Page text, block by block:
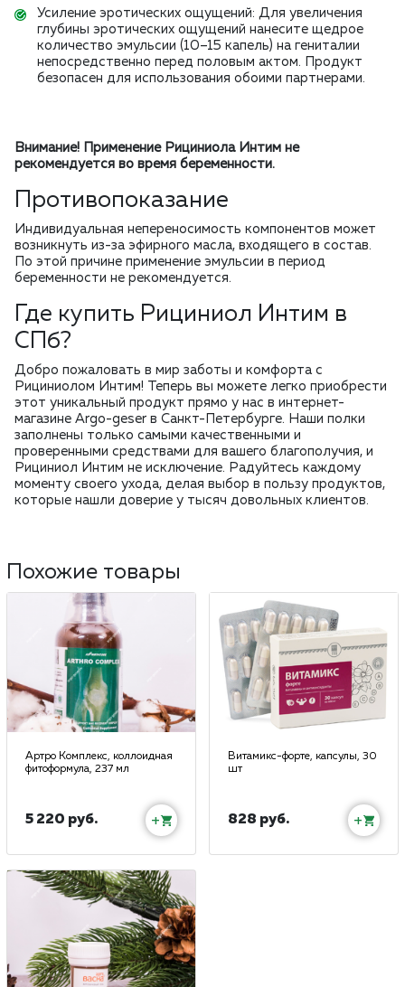
Усиление эротических ощущений: Для увеличения
глубины эротических ощущений нанесите щедрое
количество эмульсии (10–15 капель) на гениталии
непосредственно перед половым актом. Продукт
безопасен для использования обоими партнерами.
Внимание! Применение Рициниола Интим не
рекомендуется во время беременности.
Противопоказание
Индивидуальная непереносимость компонентов может
возникнуть из-за эфирного масла, входящего в состав.
По этой причине применение эмульсии в период
беременности не рекомендуется.
Где купить Рициниол Интим в
СПб?
Добро пожаловать в мир заботы и комфорта с
Рициниолом Интим! Теперь вы можете легко приобрести
этот уникальный продукт прямо у нас в интернет-
магазине Argo-geser в Санкт-Петербурге. Наши полки
заполнены только самыми качественными и
проверенными средствами для вашего благополучия, и
Рициниол Интим не исключение. Радуйтесь каждому
моменту своего ухода, делая выбор в пользу продуктов,
которые нашли доверие у тысяч довольных клиентов.
Похожие товары
Артро Комплекс, коллоидная
фитоформула, 237 мл
5 220 руб. +
Витамикс-форте, капсулы, 30
шт
828 руб. +